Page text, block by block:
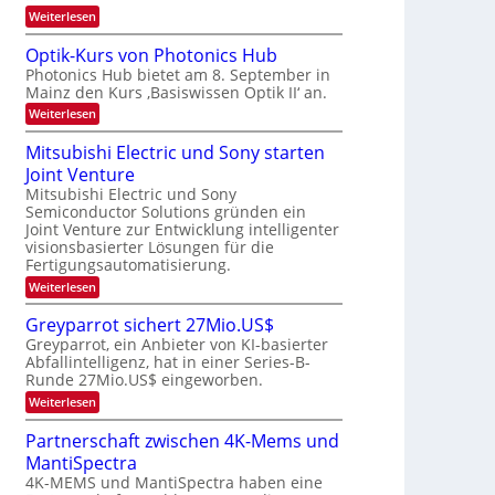
b
e
i
t
u
n
g
s
-
T
r
e
n
d
s
W
a
h
s
t
u
m
m
e
r
s
t
e
n
H
a
l
b
j
a
h
r
a
e
s
-
S
e
m
i
n
a
r
Weiterlesen:
K
-
E
i
n
s
t
z
n
i
m
m
t
i
n
d
e
r
D
A
C
H
-
I
d
u
Optik-Kurs von Photonics Hub
Photonics Hub bietet am 8. September in
Mainz den Kurs ‚Basiswissen Optik II‘ an.
Weiterlesen:
O
p
t
i
k
-
K
u
r
s
v
o
P
h
o
t
o
n
i
c
s
H
u
Mitsubishi Electric und Sony starten
Joint Venture
Mitsubishi Electric und Sony
Semiconductor Solutions gründen ein
Joint Venture zur Entwicklung intelligenter
visionsbasierter Lösungen für die
Fertigungsautomatisierung.
Weiterlesen:
M
t
s
u
b
i
s
h
i
l
e
Greyparrot sichert 27Mio.US$
Greyparrot, ein Anbieter von KI-basierter
Abfallintelligenz, hat in einer Series-B-
Runde 27Mio.US$ eingeworben.
Weiterlesen:
G
e
y
p
Partnerschaft zwischen 4K-Mems und
MantiSpectra
4K-MEMS und MantiSpectra haben eine